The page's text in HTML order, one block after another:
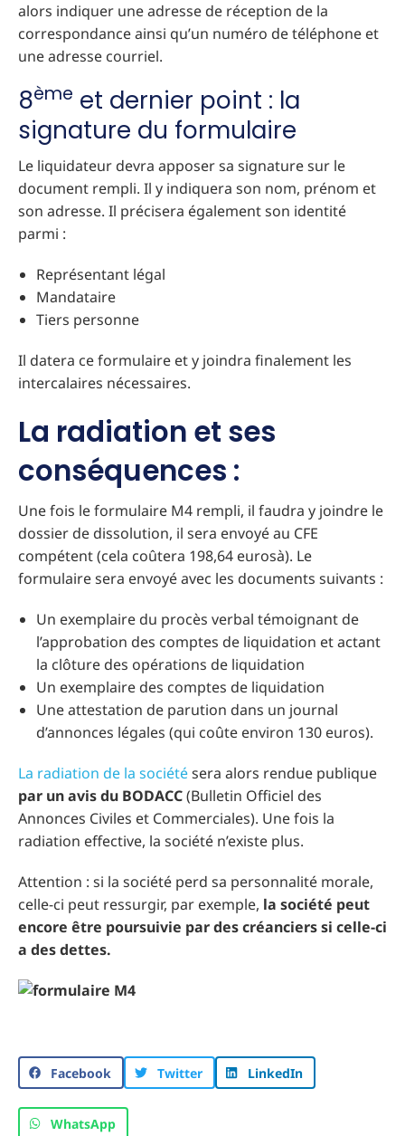
alors indiquer une adresse de réception de la
correspondance ainsi qu’un numéro de téléphone et
une adresse courriel.
8ème et dernier point : la
signature du formulaire
Le liquidateur devra apposer sa signature sur le
document rempli. Il y indiquera son nom, prénom et
son adresse. Il précisera également son identité
parmi :
Représentant légal
Mandataire
Tiers personne
Il datera ce formulaire et y joindra finalement les
intercalaires nécessaires.
La radiation et ses
conséquences :
Une fois le formulaire M4 rempli, il faudra y joindre le
dossier de dissolution, il sera envoyé au CFE
compétent (cela coûtera 198,64 eurosà). Le
formulaire sera envoyé avec les documents suivants :
Un exemplaire du procès verbal témoignant de
l’approbation des comptes de liquidation et actant
la clôture des opérations de liquidation
Un exemplaire des comptes de liquidation
Une attestation de parution dans un journal
d’annonces légales (qui coûte environ 130 euros).
La radiation de la sociétésera alors rendue publique
par un avis du BODACC(Bulletin Officiel des
Annonces Civiles et Commerciales). Une fois la
radiation effective, la société n’existe plus.
Attention : si la société perd sa personnalité morale,
celle-ci peut ressurgir, par exemple, la société peut
encore être poursuivie par des créanciers si celle-ci
a des dettes.
Facebook Twitter LinkedIn
WhatsApp